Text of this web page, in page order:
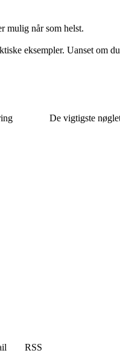
mulig når som helst.
eksempler. Uanset om
De vigtigste
RSS